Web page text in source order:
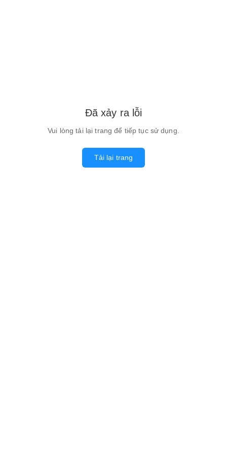
Đã xảy ra lỗi
Vui lòng tải lại trang để tiếp tục sử dụng.
Tải lại trang